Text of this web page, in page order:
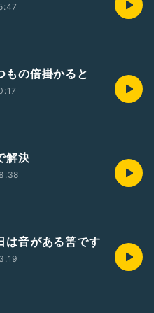
の倍掛かると
解決
は音がある筈です